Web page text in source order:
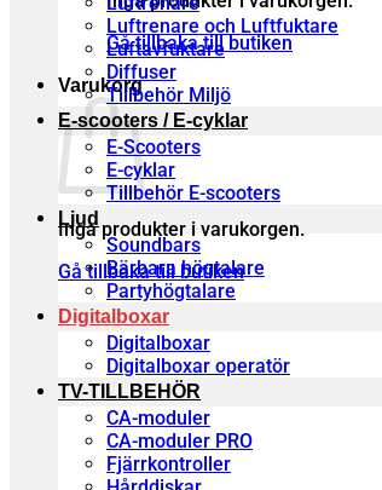
Gå tillbaka till butiken
Varukorg
Inga produkter i varukorgen.
Gå tillbaka till butiken
Luftrenare och Luftfuktare
Luftavfuktare
Diffuser
Tillbehör Miljö
E-scooters / E-cyklar
E-Scooters
E-cyklar
Tillbehör E-scooters
Ljud
Soundbars
Bärbara högtalare
Partyhögtalare
Digitalboxar
Digitalboxar
Digitalboxar operatör
TV-TILLBEHÖR
CA-moduler
CA-moduler PRO
Fjärrkontroller